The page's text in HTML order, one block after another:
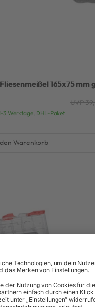
165x75 mm
UVP
3 Werktage, DHL-Paket
Warenkorb